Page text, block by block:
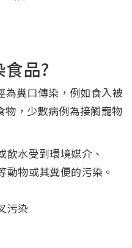
品?
糞口傳染，例如食入被
物，少數病例為接觸寵物
飲水受到環境媒介、
動物或其糞便的污染。
污染